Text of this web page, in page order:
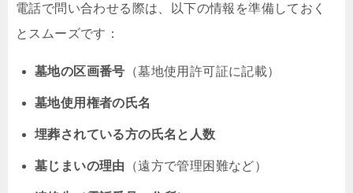
電話で問い合わせる際は、以下の情報を準備しておく
とスムーズです：
墓地の区画番号 （墓地使用許可証に記載）
墓地使用権者の氏名
埋葬されている方の氏名と人数
墓じまいの理由 （遠方で管理困難など）